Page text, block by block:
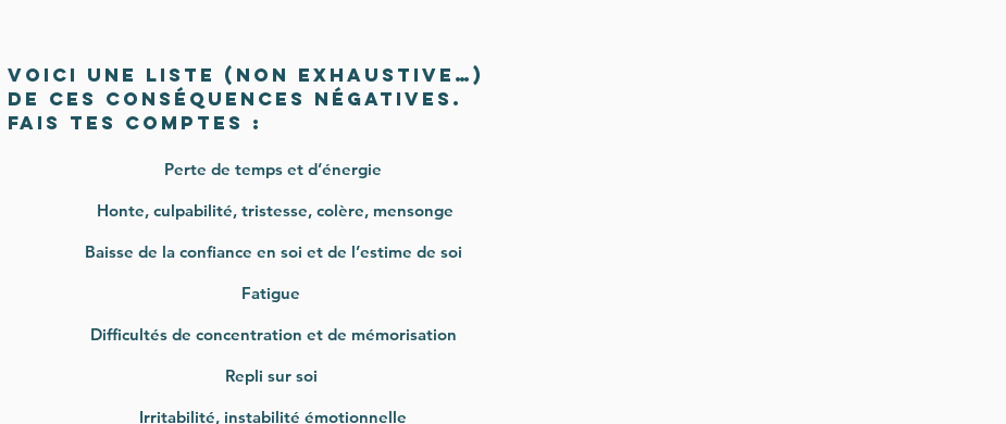
Voici une liste (non exhaustive…)
de ces conséquences négatives.
Fais tes comptes :
Perte de temps et d’énergie
Honte, culpabilité, tristesse, colère, mensonge
Baisse de la confiance en soi et de l’estime de soi
Fatigue
Difficultés de concentration et de mémorisation
Repli sur soi
Irritabilité, instabilité émotionnelle